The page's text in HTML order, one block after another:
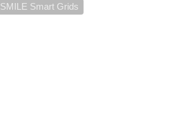
SMILE Smart Grids